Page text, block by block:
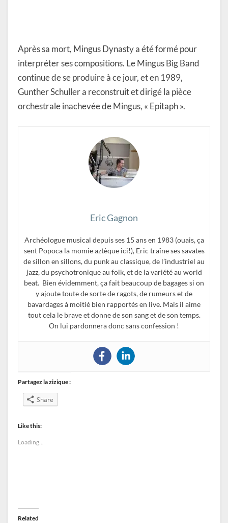
Après sa mort, Mingus Dynasty a été formé pour
interpréter ses compositions. Le Mingus Big Band
continue de se produire à ce jour, et en 1989,
Gunther Schuller a reconstruit et dirigé la pièce
orchestrale inachevée de Mingus, « Epitaph ».
Eric Gagnon
Archéologue musical depuis ses 15 ans en 1983 (ouais, ça
sent Popoca la momie aztèque ici!), Eric traîne ses savates
de sillon en sillons, du punk au classique, de l’industriel au
jazz, du psychotronique au folk, et de la variété au world
beat. Bien évidemment, ça fait beaucoup de bagages si on
y ajoute toute de sorte de ragots, de rumeurs et de
bavardages à moitié bien rapportés en live. Mais il aime
tout cela le brave et donne de son sang et de son temps.
On lui pardonnera donc sans confession !
Partagez la zizique :
Share
Like this:
Loading...
Related